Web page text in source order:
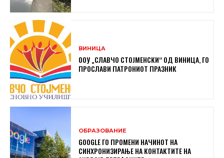
ВИНИЦА
ООУ „СЛАВЧО СТОЈМЕНСКИ“ ОД ВИНИЦА, ГО
ПРОСЛАВИ ПАТРОНИОТ ПРАЗНИК
ОБРАЗОВАНИЕ
GOOGLE ГО ПРОМЕНИ НАЧИНОТ НА
СИНХРОНИЗИРАЊЕ НА КОНТАКТИТЕ НА